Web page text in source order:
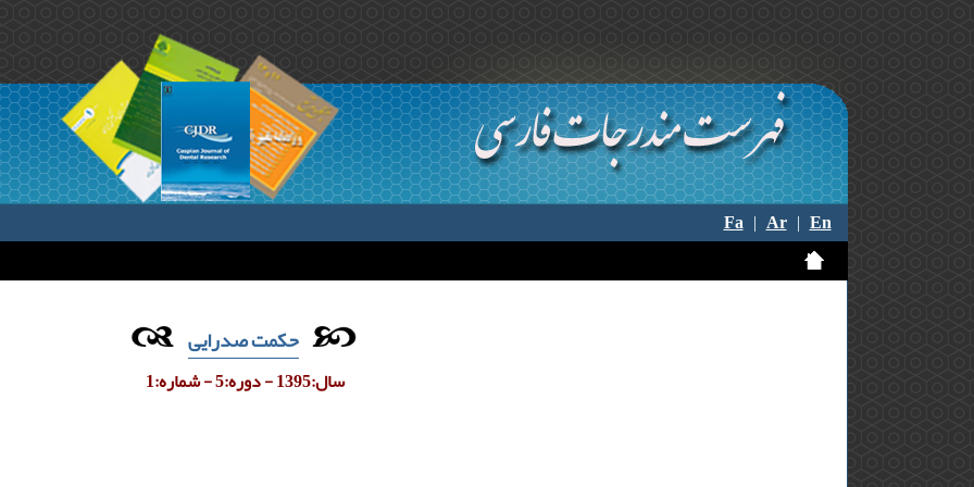
Fa|Ar|En
حکمت صدرایی
سال:1395 - دوره:5 - شماره:1